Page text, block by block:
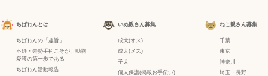
ちばわんとは
ちばわんの「趣旨」
不妊・去勢手術こそが、動物
愛護の第一歩である
ちばわん活動報告
いぬ親さん募集
成犬(オス)
成犬(メス)
子犬
個人保護(掲載お手伝い)
ねこ親さん募集
千葉
東京
神奈川
埼玉・長野